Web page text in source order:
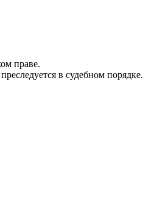
праве.
в судебном порядке.